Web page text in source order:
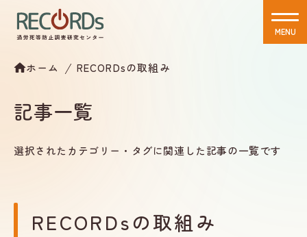
MENU
ホーム RECORDsの取組み
記事一覧
選択されたカテゴリー・タグに関連した記事の一覧です
RECORDsの取組み